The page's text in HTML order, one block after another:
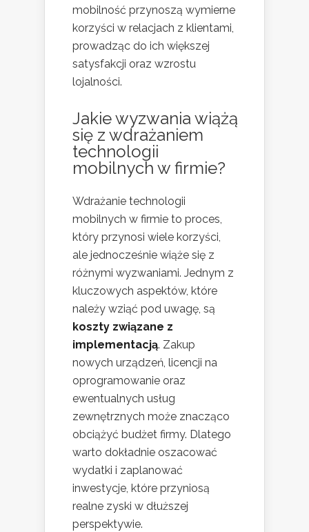
mobilność przynoszą wymierne
korzyści w relacjach z klientami,
prowadząc do ich większej
satysfakcji oraz wzrostu
lojalności.
Jakie wyzwania wiążą
się z wdrażaniem
technologii
mobilnych w firmie?
Wdrażanie technologii
mobilnych w firmie to proces,
który przynosi wiele korzyści,
ale jednocześnie wiąże się z
różnymi wyzwaniami. Jednym z
kluczowych aspektów, które
należy wziąć pod uwagę, są
koszty związane z
implementacją. Zakup
nowych urządzeń, licencji na
oprogramowanie oraz
ewentualnych usług
zewnętrznych może znacząco
obciążyć budżet firmy. Dlatego
warto dokładnie oszacować
wydatki i zaplanować
inwestycje, które przyniosą
realne zyski w dłuższej
perspektywie.